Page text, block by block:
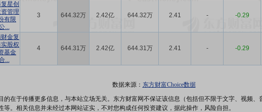
星创
管理
有限
...
3 644.32万 2.42亿 644.32万 2.41 - -0.29
金复
股权
基金
...
4 644.31万 2.42亿 644.31万 2.41 - -0.29
数据来源： 东方财富Choice数据
的在于传播更多信息，与本站立场无关。东方财富网不保证该信息（包括但不限于文字、视频
。相关信息并未经过本网站证实，不对您构成任何投资建议，据此操作，风险自担。